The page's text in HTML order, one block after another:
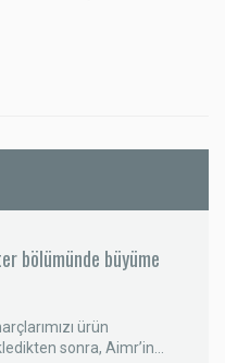
bölümünde büyüme
ürün
sonra, Aimr’in...